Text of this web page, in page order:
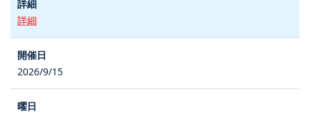
詳細
2026/9/15